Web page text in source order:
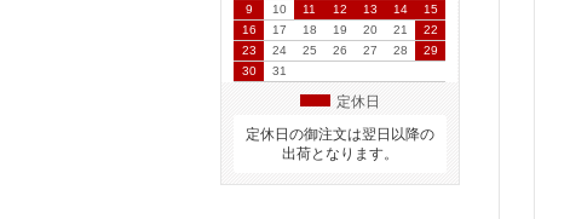
9
10 11 12 13 14
15
16
17 18 19 20 21
22
23
24 25 26 27 28
29
30
31
定休日
定休日の御注文は翌日以降の
出荷となります。